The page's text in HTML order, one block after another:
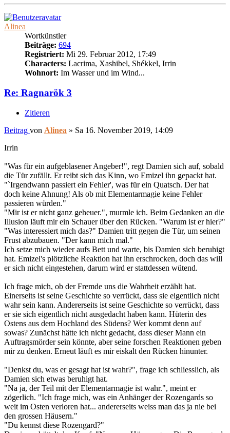
Alinea
Wortkünstler
Beiträge: 694
Registriert: Mi 29. Februar 2012, 17:49
Characters: Lacrima, Xashibel, Shékkel, Irrin
Wohnort: Im Wasser und im Wind...
Re: Ragnarök 3
Zitieren
Beitrag von Alinea » Sa 16. November 2019, 14:09
Irrin
"Was für ein aufgeblasener Angeber!", regt Damien sich auf, sobald
die Tür zufällt. Er reibt sich das Kinn, wo Emizel ihn gepackt hat.
"`Irgendwann passiert ein Fehler', was für ein Quatsch. Der hat
doch keine Ahnung! Als ob mit Elementarmagie keine Fehler
passieren würden."
"Mir ist er nicht ganz geheuer.", murmle ich. Beim Gedanken an die
Illusion läuft mir ein Schauer über den Rücken. "Warum ist er hier?"
"Was interessiert mich das?" Damien tritt gegen die Tür, um seinen
Frust abzubauen. "Der kann mich mal."
Ich setze mich wieder aufs Bett und warte, bis Damien sich beruhigt
hat. Emizel's plötzliche Reaktion hat ihn erschrocken, doch das will
er sich nicht eingestehen, darum wird er stattdessen wütend.
Ich frage mich, ob der Fremde uns die Wahrheit erzählt hat.
Einerseits ist seine Geschichte so verrückt, dass sie eigentlich nicht
wahr sein kann. Andererseits ist seine Geschichte so verrückt, dass
er sie sich eigentlich nicht ausgedacht haben kann. Hüterin des
Ostens aus dem Hochland des Südens? Wer kommt denn auf
sowas? Zunächst hätte ich nicht gedacht, dass dieser Mann ein
Auftragsmörder sein könnte, aber seine forschen Reaktionen geben
mir zu denken. Erneut läuft es mir eiskalt den Rücken hinunter.
"Denkst du, was er gesagt hat ist wahr?", frage ich schliesslich, als
Damien sich etwas beruhigt hat.
"Na ja, der Teil mit der Elementarmagie ist wahr.", meint er
zögerlich. "Ich frage mich, was ein Anhänger der Rozengards so
weit im Osten verloren hat... andererseits weiss man das ja nie bei
den grossen Häusern."
"Du kennst diese Rozengard?"